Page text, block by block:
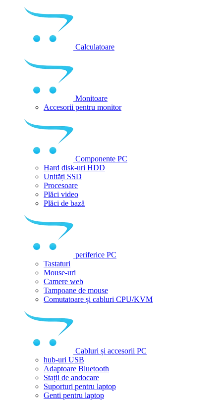
Calculatoare
Monitoare
Accesorii pentru monitor
Componente PC
Hard disk-uri HDD
Unități SSD
Procesoare
Plăci video
Plăci de bază
periferice PC
Tastaturi
Mouse-uri
Camere web
Tampoane de mouse
Comutatoare și cabluri CPU/KVM
Cabluri și accesorii PC
hub-uri USB
Adaptoare Bluetooth
Stații de andocare
Suporturi pentru laptop
Genti pentru laptop